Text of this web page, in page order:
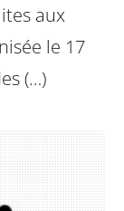
aux
le 17
(…)